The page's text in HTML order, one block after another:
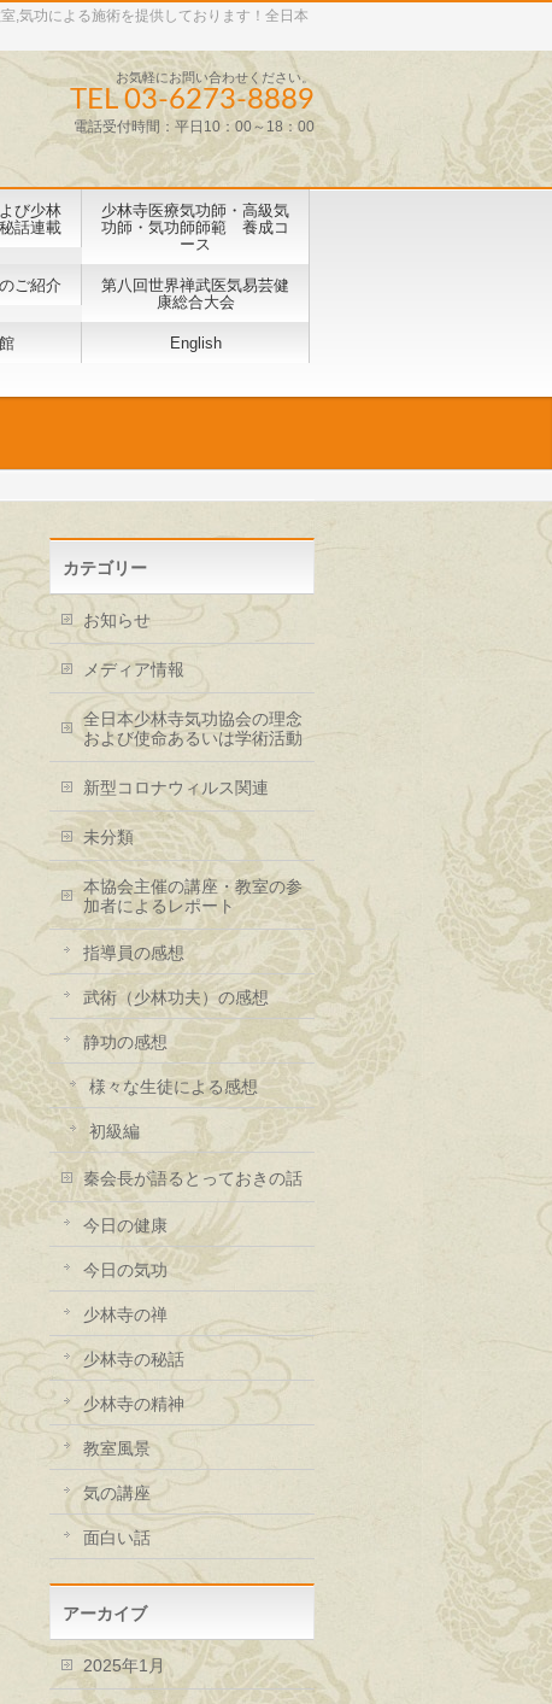
,気功による施術を提供しております！全日本
お気軽にお問い合わせください。
TEL 03-6273-8889
電話受付時間：平日10：00～18：00
び少林
話連載
少林寺医療気功師・高級気
功師・気功師師範 養成コ
ース
ご紹介
第八回世界禅武医気易芸健
康総合⼤会
English
カテゴリー
お知らせ
メディア情報
全日本少林寺気功協会の理念
および使命あるいは学術活動
新型コロナウィルス関連
未分類
本協会主催の講座・教室の参
加者によるレポート
指導員の感想
武術（少林功夫）の感想
静功の感想
様々な生徒による感想
初級編
秦会長が語るとっておきの話
今日の健康
今日の気功
少林寺の禅
少林寺の秘話
少林寺の精神
教室風景
気の講座
面白い話
アーカイブ
2025年1月